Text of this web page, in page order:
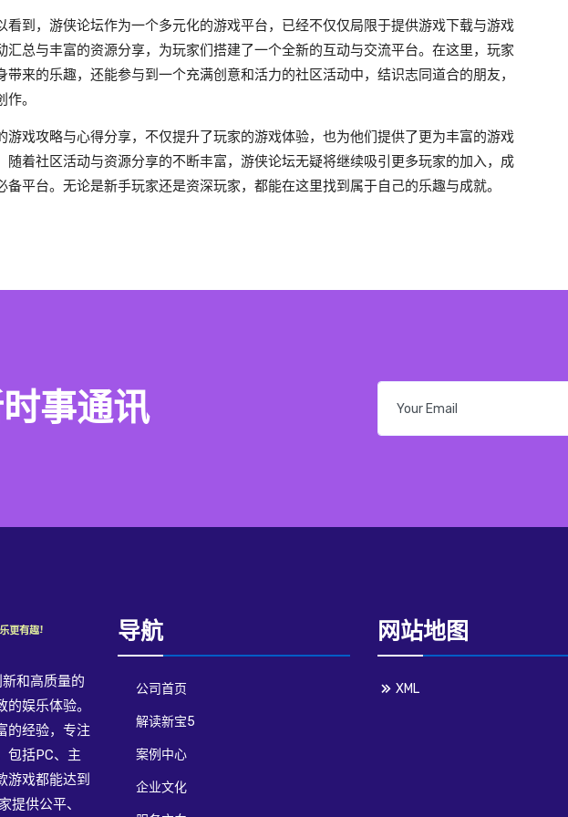
看到，游侠论坛作为一个多元化的游戏平台，已经不仅仅局限于提供游戏下载与游戏
汇总与丰富的资源分享，为玩家们搭建了一个全新的互动与交流平台。在这里，玩家
带来的乐趣，还能参与到一个充满创意和活力的社区活动中，结识志同道合的朋友，
。
游戏攻略与心得分享，不仅提升了玩家的游戏体验，也为他们提供了更为丰富的游戏
随着社区活动与资源分享的不断丰富，游侠论坛无疑将继续吸引更多玩家的加入，成
备平台。无论是新手玩家还是资深玩家，都能在这里找到属于自己的乐趣与成就。
事通讯
和高质量的
娱乐体验。
的经验，专注
包括PC、主
游戏都能达到
提供公平、
导航
公司首页
解读新宝5
案例中心
企业文化
网站地图
XML